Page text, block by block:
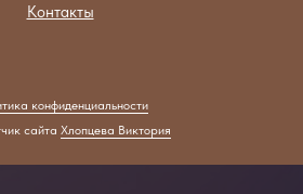
сайта Хлопцева Виктория
Контакты
конфиденциальности